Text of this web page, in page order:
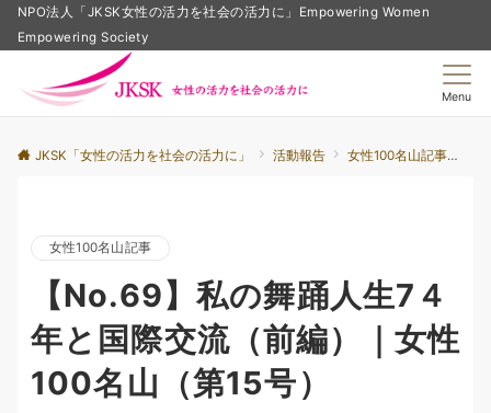
NPO法人「JKSK女性の活力を社会の活力に」Empowering Women
Empowering Society
Menu
JKSK「女性の活力を社会の活力に」 活動報告 女性100名山記事
女性100名山記事
【No.69】私の舞踊人生7４
年と国際交流（前編）｜女性
100名山（第15号）